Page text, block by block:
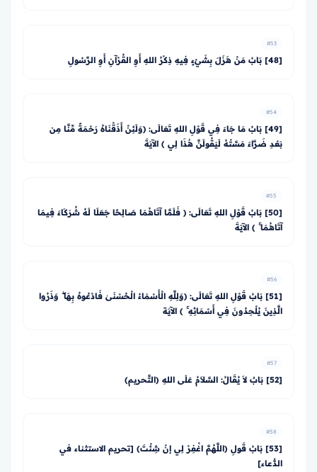
#53
[48] بَابُ مَنْ هَزَلَ بِشَيْءٍ فِيهِ ذِكْرُ اللهِ أَوِ القُرْآنِ أَوِ الرَّسُولِ
#54
[49] بَابُ مَا جَاءَ فِي قَوْلِ اللهِ تَعَالَى: ﴿وَلَئِنْ أَذَقْنَاهُ رَحْمَةً مِّنَّا مِن
بَعْدِ ضَرَّاءَ مَسَّتْهُ لَيَقُولَنَّ هَٰذَا لِي ﴾ الآيَةَ
#55
[50] بَابُ قَوْلِ اللهِ تَعَالَى: ﴿ فَلَمَّا آتَاهُمَا صَالِحًا جَعَلَا لَهُ شُرَكَاءَ فِيمَا
آتَاهُمَا ۚ ﴾ الآيَةَ
#56
[51] بَابُ قَوْلِ اللهِ تَعَالَى: ﴿وَلِلَّهِ الْأَسْمَاءُ الْحُسْنَىٰ فَادْعُوهُ بِهَا ۖ وَذَرُوا
الَّذِينَ يُلْحِدُونَ فِي أَسْمَائِهِ ۚ ﴾ الآيَة
#57
[52] بَابٌ لاَ يُقَالُ: السَّلاَمُ عَلَى اللهِ (التَّحريم)
#58
[53] بَابُ قَولِ (اللَّهُمَّ اغْفِرْ لِي إنْ شِئْتَ) [تحريم الاستثناء في
الدُّعاء]